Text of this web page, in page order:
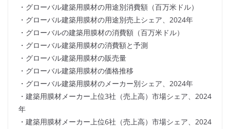
・グローバル建築用膜材の用途別消費額（百万米ドル）
・グローバル建築用膜材の用途別売上シェア、2024年
・グローバルの建築用膜材の消費額（百万米ドル）
・グローバル建築用膜材の消費額と予測
・グローバル建築用膜材の販売量
・グローバル建築用膜材の価格推移
・グローバル建築用膜材のメーカー別シェア、2024年
・建築用膜材メーカー上位3社（売上高）市場シェア、2024
年
・建築用膜材メーカー上位6社（売上高）市場シェア、2024